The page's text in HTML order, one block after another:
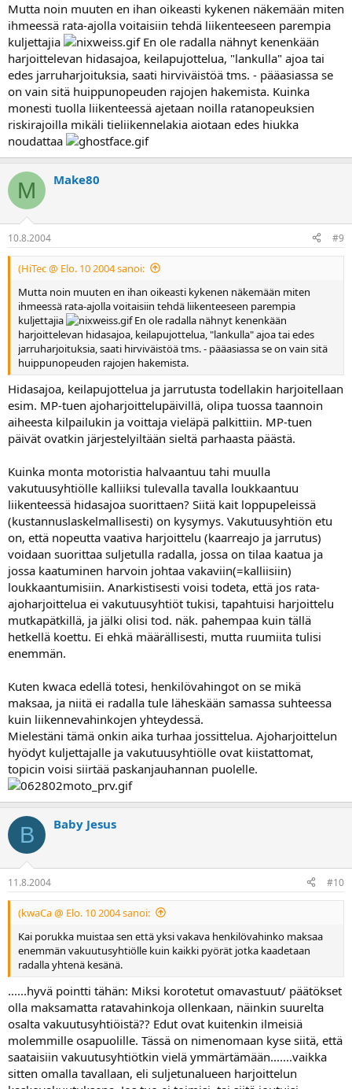
Mutta noin muuten en ihan oikeasti kykenen näkemään miten
ihmeessä rata-ajolla voitaisiin tehdä liikenteeseen parempia
kuljettajia
En ole radalla nähnyt kenenkään
harjoittelevan hidasajoa, keilapujottelua, "lankulla" ajoa tai
edes jarruharjoituksia, saati hirviväistöä tms. - pääasiassa se
on vain sitä huippunopeuden rajojen hakemista. Kuinka
monesti tuolla liikenteessä ajetaan noilla ratanopeuksien
riskirajoilla mikäli tieliikennelakia aiotaan edes hiukka
noudattaa
M Make80
10.8.2004 #9
(HiTec @ Elo. 10 2004 sanoi:
Mutta noin muuten en ihan oikeasti kykenen näkemään miten
ihmeessä rata-ajolla voitaisiin tehdä liikenteeseen parempia
kuljettajia
En ole radalla nähnyt kenenkään
harjoittelevan hidasajoa, keilapujottelua, "lankulla" ajoa tai edes
jarruharjoituksia, saati hirviväistöä tms. - pääasiassa se on vain sitä
huippunopeuden rajojen hakemista.
Hidasajoa, keilapujottelua ja jarrutusta todellakin harjoitellaan
esim. MP-tuen ajoharjoittelupäivillä, olipa tuossa taannoin
aiheesta kilpailukin ja voittaja vieläpä palkittiin. MP-tuen
päivät ovatkin järjestelyiltään sieltä parhaasta päästä.
Kuinka monta motoristia halvaantuu tahi muulla
vakutuusyhtiölle kalliiksi tulevalla tavalla loukkaantuu
liikenteessä hidasajoa suorittaen? Siitä kait loppupeleissä
(kustannuslaskelmallisesti) on kysymys. Vakutuusyhtiön etu
on, että nopeutta vaativa harjoittelu (kaarreajo ja jarrutus)
voidaan suorittaa suljetulla radalla, jossa on tilaa kaatua ja
jossa kaatuminen harvoin johtaa vakaviin(=kalliisiin)
loukkaantumisiin. Anarkistisesti voisi todeta, että jos rata-
ajoharjoittelua ei vakutuusyhtiöt tukisi, tapahtuisi harjoittelu
mutkapätkillä, ja jälki olisi tod. näk. pahempaa kuin tällä
hetkellä koettu. Ei ehkä määrällisesti, mutta ruumiita tulisi
enemmän.
Kuten kwaca edellä totesi, henkilövahingot on se mikä
maksaa, ja niitä ei radalla tule läheskään samassa suhteessa
kuin liikennevahinkojen yhteydessä.
Mielestäni tämä onkin aika turhaa jossittelua. Ajoharjoittelun
hyödyt kuljettajalle ja vakutuusyhtiölle ovat kiistattomat,
topicin voisi siirtää paskanjauhannan puolelle.
B Baby Jesus
11.8.2004 #10
(kwaCa @ Elo. 10 2004 sanoi:
Kai porukka muistaa sen että yksi vakava henkilövahinko maksaa
enemmän vakuutusyhtiölle kuin kaikki pyörät jotka kaadetaan
radalla yhtenä kesänä.
......hyvä pointti tähän: Miksi korotetut omavastuut/ päätökset
olla maksamatta ratavahinkoja ollenkaan, näinkin suurelta
osalta vakuutusyhtiöistä?? Edut ovat kuitenkin ilmeisiä
molemmille osapuolille. Tässä on nimenomaan kyse siitä, että
saataisiin vakuutusyhtiötkin vielä ymmärtämään.......vaikka
sitten omalla tavallaan, eli suljetunalueen harjoittelun